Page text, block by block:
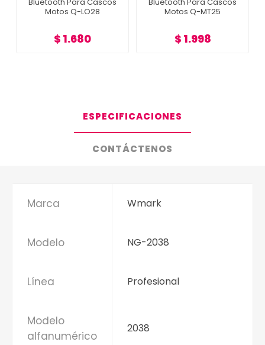
Bluetooth Para Cascos
Motos Q-LO28
$ 1.680
Bluetooth Para Cascos
Motos Q-MT25
$ 1.998
ESPECIFICACIONES
CONTÁCTENOS
Marca Wmark
Modelo NG-2038
Línea Profesional
Modelo
alfanumérico
2038